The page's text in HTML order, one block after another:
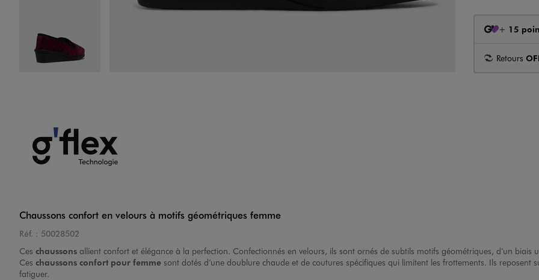
+ 15
Retours
Chaussons confort en velours à motifs géométriques femme
Réf. : 50028502
Ces chaussons allient confort et élégance à la perfection. Confectionnés en velours, ils sont ornés de subtils motifs géométriques, d’un biais
Ces chaussons confort pour femme sont dotés d’une doublure chaude et de coutures spécifiques qui limitent les frottements. Ils
fatiguer.